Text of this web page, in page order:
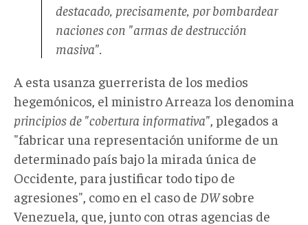
destacado, precisamente, por bombardear
naciones con "armas de destrucción
masiva".
A esta usanza guerrerista de los medios
hegemónicos, el ministro Arreaza los denomina
principios de "cobertura informativa" , plegados a
"fabricar una representación uniforme de un
determinado país bajo la mirada única de
Occidente, para justificar todo tipo de
agresiones", como en el caso de DWsobre
Venezuela, que, junto con otras agencias de